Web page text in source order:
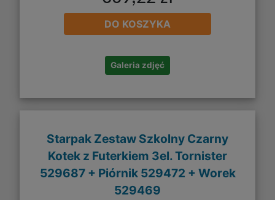
DO KOSZYKA
Galeria zdjęć
Starpak Zestaw Szkolny Czarny
Kotek z Futerkiem 3el. Tornister
529687 + Piórnik 529472 + Worek
529469